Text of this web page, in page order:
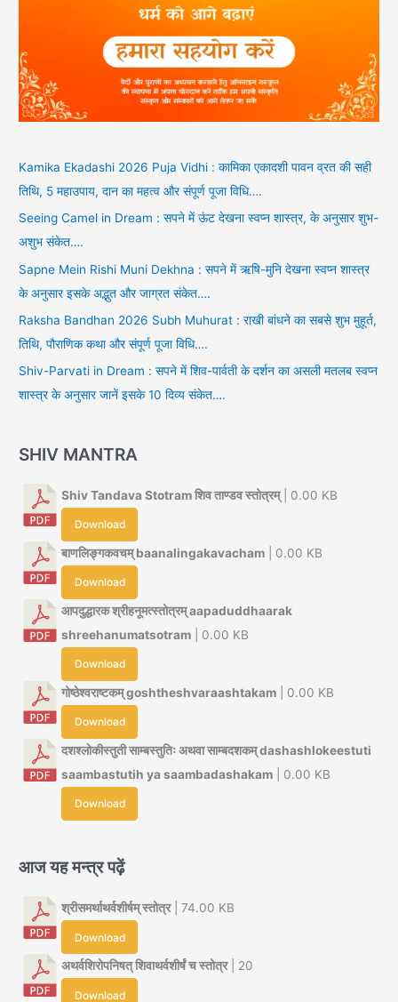
Kamika Ekadashi 2026 Puja Vidhi : कामिका एकादशी पावन व्रत की सही
तिथि, 5 महाउपाय, दान का महत्व और संपूर्ण पूजा विधि….
Seeing Camel in Dream : सपने में ऊंट देखना स्वप्न शास्त्र, के अनुसार शुभ-
अशुभ संकेत….
Sapne Mein Rishi Muni Dekhna : सपने में ऋषि-मुनि देखना स्वप्न शास्त्र
के अनुसार इसके अद्भुत और जाग्रत संकेत….
Raksha Bandhan 2026 Subh Muhurat : राखी बांधने का सबसे शुभ मुहूर्त,
तिथि, पौराणिक कथा और संपूर्ण पूजा विधि….
Shiv-Parvati in Dream : सपने में शिव-पार्वती के दर्शन का असली मतलब स्वप्न
शास्त्र के अनुसार जानें इसके 10 दिव्य संकेत….
SHIV MANTRA
Shiv Tandava Stotram शिव ताण्डव स्तोत्रम्| 0.00 KB
Download
बाणलिङ्गकवचम् baanalingakavacham | 0.00 KB
Download
आपदुद्धारक श्रीहनूमत्स्तोत्रम् aapaduddhaarak
shreehanumatsotram | 0.00 KB
Download
गोष्ठेश्वराष्टकम् goshtheshvaraashtakam | 0.00 KB
Download
दशश्लोकीस्तुती साम्बस्तुतिः अथवा साम्बदशकम् dashashlokeestuti
saambastutih ya saambadashakam | 0.00 KB
Download
आज यह मन्त्र पढ़ें
श्रीसमर्थाथर्वशीर्षम् स्तोत्र| 74.00 KB
Download
अथर्वशिरोपनिषत् शिवाथर्वशीर्षं च स्तोत्र| 20
Download